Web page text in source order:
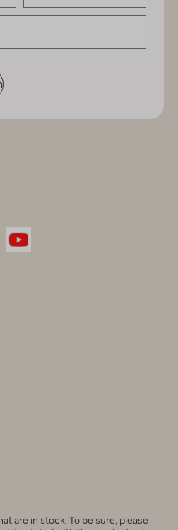
are in stock. To be sure, please